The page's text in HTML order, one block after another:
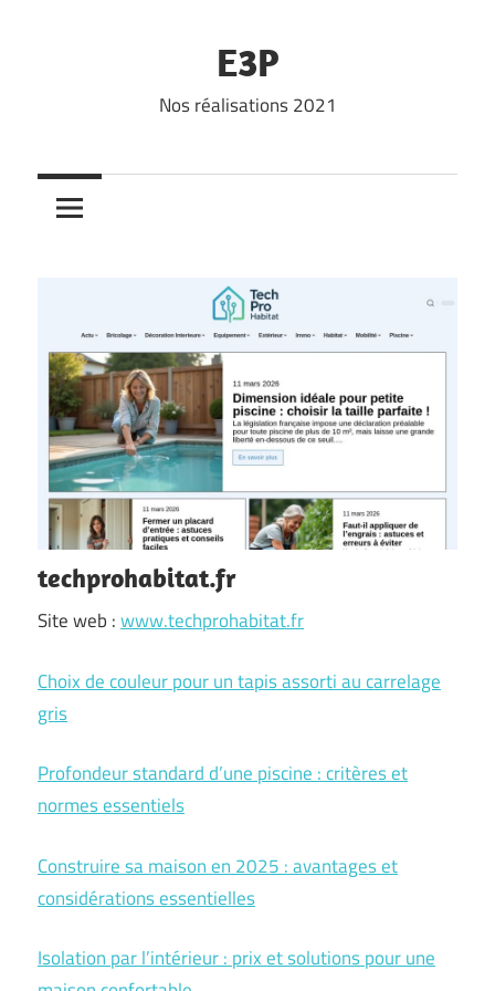
E3P
Nos réalisations 2021
techprohabitat.fr
Site web :www.techprohabitat.fr
Choix de couleur pour un tapis assorti au carrelage
gris
Profondeur standard d’une piscine : critères et
normes essentiels
Construire sa maison en 2025 : avantages et
considérations essentielles
Isolation par l’intérieur : prix et solutions pour une